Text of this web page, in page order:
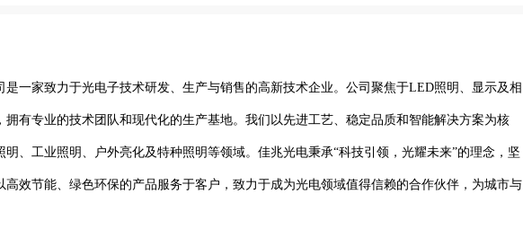
是一家致力于光电子技术研发、生产与销售的高新技术企业。公司聚焦于LED照明、显示及相
拥有专业的技术团队和现代化的生产基地。我们以先进工艺、稳定品质和智能解决方案为核
、工业照明、户外亮化及特种照明等领域。佳兆光电秉承“科技引领，光耀未来”的理念，坚
高效节能、绿色环保的产品服务于客户，致力于成为光电领域值得信赖的合作伙伴，为城市与